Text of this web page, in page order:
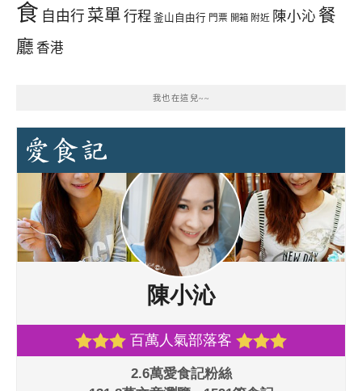
食 自由行 菜單 行程 釜山自由行 門票 開箱 附近 陳小沁 餐
廳 香港
我也在這兒~~